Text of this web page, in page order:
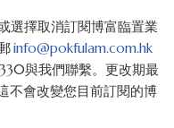
選擇取消訂閱博富臨置業
info@pokfulam.com.hk
與我們聯繫。更改期最
不會改變您目前訂閱的博